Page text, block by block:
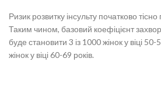
Ризик розвитку інсульту початково тісно
Таким чином, базовий коефіцієнт
буде становити 3 із 1000 жінок у віці
жінок у віці 60-69 років.